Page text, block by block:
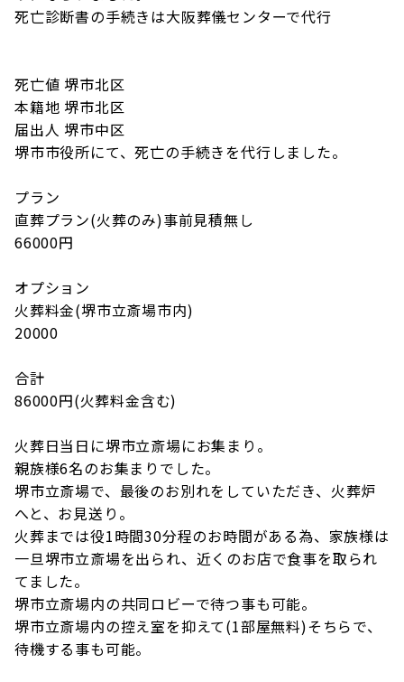
死亡診断書の手続きは大阪葬儀センターで代行
死亡値 堺市北区
本籍地 堺市北区
届出人 堺市中区
堺市市役所にて、死亡の手続きを代行しました。
プラン
直葬プラン(火葬のみ)事前見積無し
66000円
オプション
火葬料金(堺市立斎場市内)
20000
合計
86000円(火葬料金含む)
火葬日当日に堺市立斎場にお集まり。
親族様6名のお集まりでした。
堺市立斎場で、最後のお別れをしていただき、火葬炉
へと、お見送り。
火葬までは役1時間30分程のお時間がある為、家族様は
一旦堺市立斎場を出られ、近くのお店で食事を取られ
てました。
堺市立斎場内の共同ロビーで待つ事も可能。
堺市立斎場内の控え室を抑えて(1部屋無料)そちらで、
待機する事も可能。